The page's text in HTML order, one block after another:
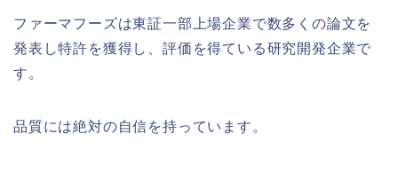
ファーマフーズは東証一部上場企業で数多くの論文を
発表し特許を獲得し、評価を得ている研究開発企業で
す。
品質には絶対の自信を持っています。